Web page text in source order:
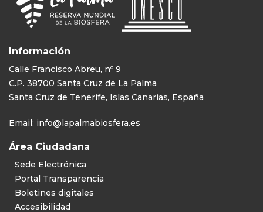
Información
Calle Francisco Abreu, nº 9
C.P. 38700 Santa Cruz de La Palma
Santa Cruz de Tenerife, Islas Canarias, España
Email: info@lapalmabiosfera.es
Área Ciudadana
Sede Electrónica
Portal Transparencia
Boletines digitales
Accesibilidad